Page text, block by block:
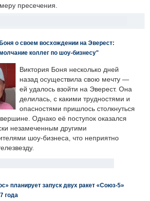
пресечения.
о своем восхождении на Эверест:
коллег по шоу-бизнесу"
Виктория Боня несколько дней
назад осуществила свою мечту —
ей удалось взойти на Эверест. Она
делилась, с какими трудностями и
опасностями пришлось столкнуться
Однако её поступок оказался
незамеченным другими
шоу-бизнеса, что неприятно
планирует запуск двух ракет «Союз-5»
года